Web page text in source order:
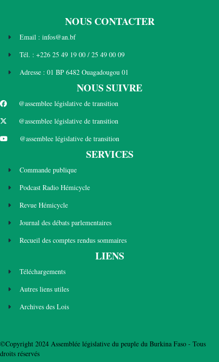
NOUS CONTACTER
Email : infos@an.bf
Tél. : +226 25 49 19 00 / 25 49 00 09
Adresse : 01 BP 6482 Ouagadougou 01
NOUS SUIVRE
@assemblee législative de transition
@assemblee législative de transition
@assemblee législative de transition
SERVICES
Commande publique
Podcast Radio Hémicycle
Revue Hémicycle
Journal des débats parlementaires
Recueil des comptes rendus sommaires
LIENS
Téléchargements
Autres liens utiles
Archives des Lois
©Copyright 2024 Assemblée législative du peuple du Burkina Faso - Tous
droits réservés